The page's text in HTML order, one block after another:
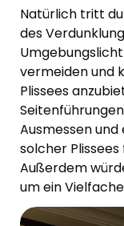
Natürlich tritt
des
Umgebungslicht
vermeiden und
Plissees
Ausmessen
solcher
Außerdem
um ein